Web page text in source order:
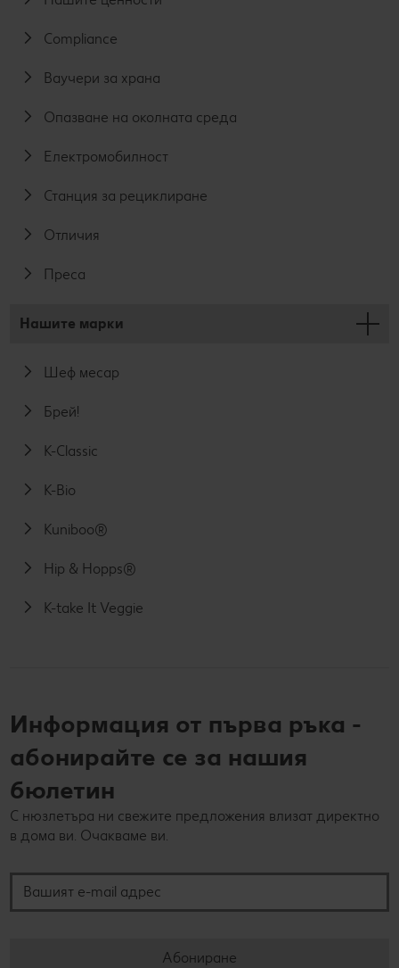
Compliance
Ваучери за храна
Опазване на околната среда
Електромобилност
Станция за рециклиране
Отличия
Преса
Нашите марки
Шеф месар
Брей!
K-Classic
K-Bio
Kuniboo®
Hip & Hopps®
K-take It Veggie
Информация от първа ръка -
абонирайте се за нашия
бюлетин
С нюзлетъра ни свежите предложения влизат директно
в дома ви. Очакваме ви.
Абониране